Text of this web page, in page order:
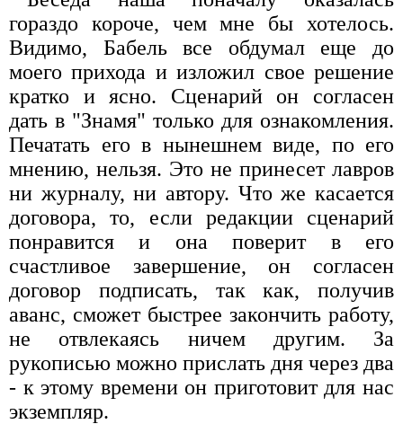
гораздо короче, чем мне бы хотелось.
Видимо, Бабель все обдумал еще до
моего прихода и изложил свое решение
кратко и ясно. Сценарий он согласен
дать в "Знамя" только для ознакомления.
Печатать его в нынешнем виде, по его
мнению, нельзя. Это не принесет лавров
ни журналу, ни автору. Что же касается
договора, то, если редакции сценарий
понравится и она поверит в его
счастливое завершение, он согласен
договор подписать, так как, получив
аванс, сможет быстрее закончить работу,
не отвлекаясь ничем другим. За
рукописью можно прислать дня через два
- к этому времени он приготовит для нас
экземпляр.